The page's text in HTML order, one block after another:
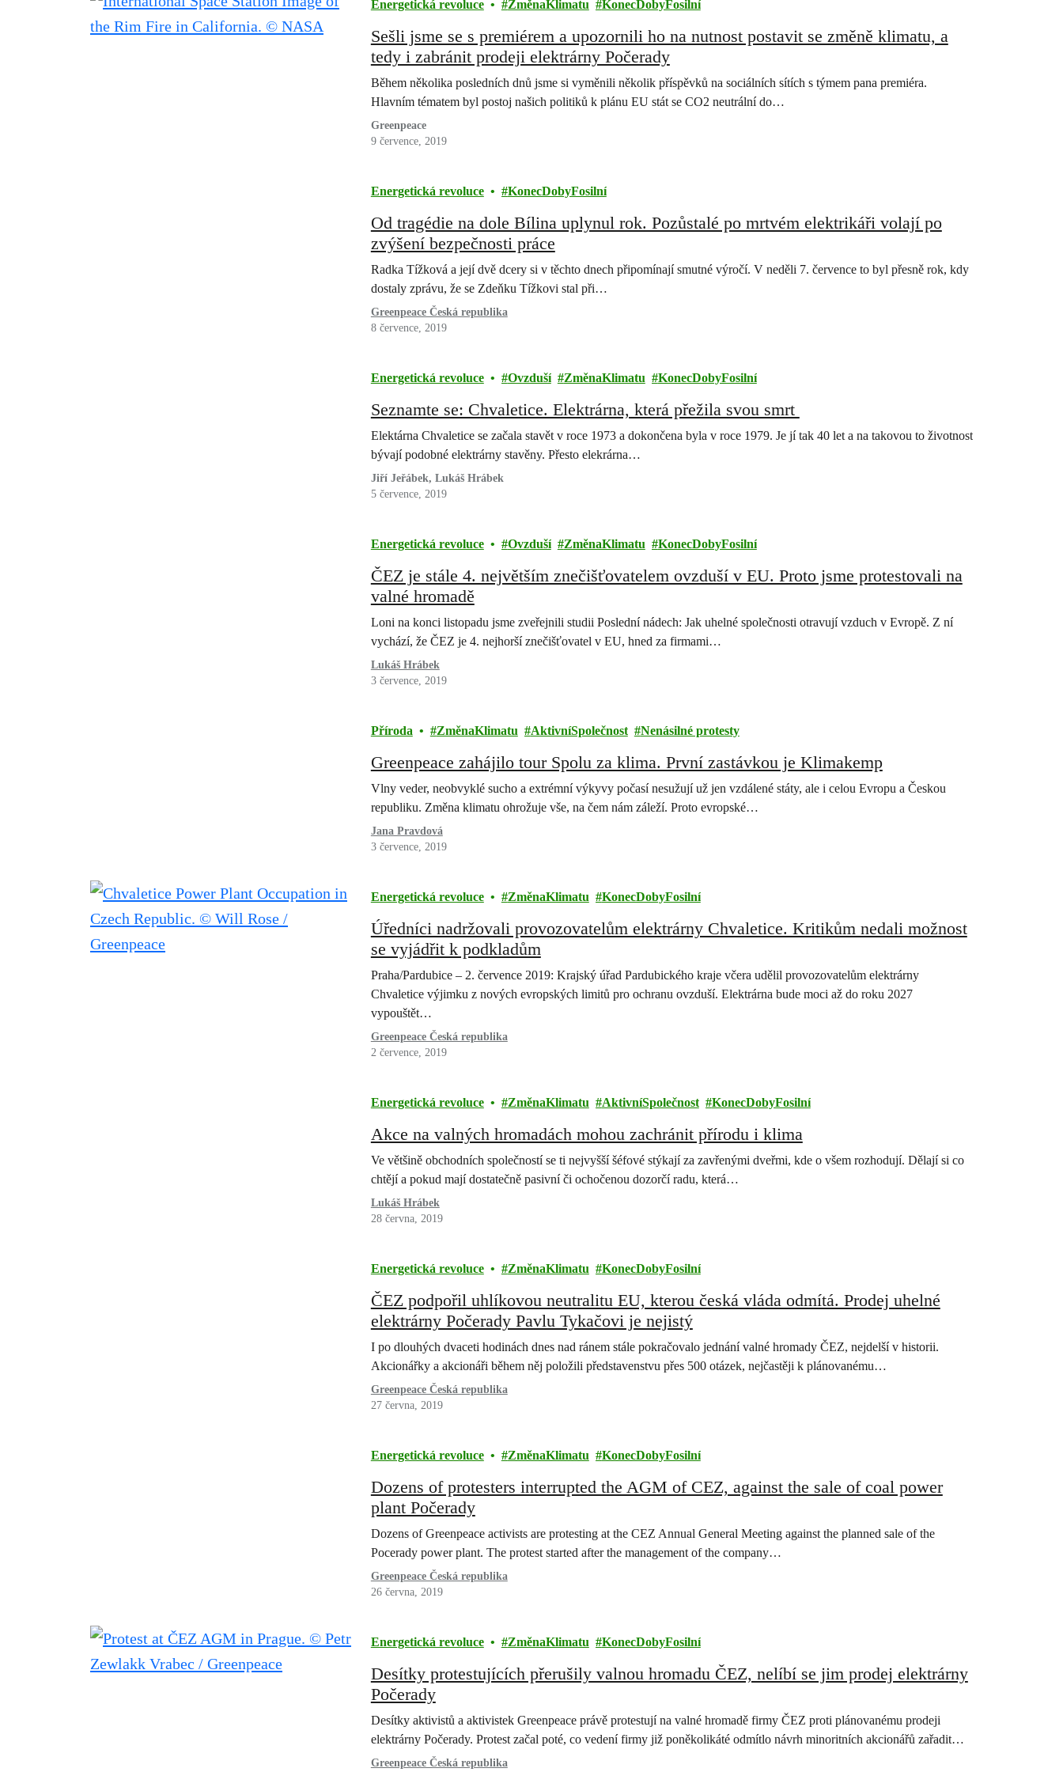
Filtered results Energetická revoluce ZměnaKlimatu KonecDobyFosilní
Sešli jsme se s premiérem a upozornili ho na nutnost postavit se změně klimatu, a
tedy i zabránit prodeji elektrárny Počerady
Během několika posledních dnů jsme si vyměnili několik příspěvků na sociálních sítích s týmem pana premiéra.
Hlavním tématem byl postoj našich politiků k plánu EU stát se CO2 neutrální do…
Greenpeace
9 července, 2019
Energetická revoluce KonecDobyFosilní
Od tragédie na dole Bílina uplynul rok. Pozůstalé po mrtvém elektrikáři volají po
zvýšení bezpečnosti práce
Radka Tížková a její dvě dcery si v těchto dnech připomínají smutné výročí. V neděli 7. července to byl přesně rok, kdy
dostaly zprávu, že se Zdeňku Tížkovi stal při…
Greenpeace Česká republika
8 července, 2019
Energetická revoluce Ovzduší ZměnaKlimatu KonecDobyFosilní
Seznamte se: Chvaletice. Elektrárna, která přežila svou smrt
Elektárna Chvaletice se začala stavět v roce 1973 a dokončena byla v roce 1979. Je jí tak 40 let a na takovou to životnost
bývají podobné elektrárny stavěny. Přesto elekrárna…
Jiří Jeřábek, Lukáš Hrábek
5 července, 2019
Energetická revoluce Ovzduší ZměnaKlimatu KonecDobyFosilní
ČEZ je stále 4. největším znečišťovatelem ovzduší v EU. Proto jsme protestovali na
valné hromadě
Loni na konci listopadu jsme zveřejnili studii Poslední nádech: Jak uhelné společnosti otravují vzduch v Evropě. Z ní
vychází, že ČEZ je 4. nejhorší znečišťovatel v EU, hned za firmami…
Lukáš Hrábek
3 července, 2019
Příroda ZměnaKlimatu AktivníSpolečnost Nenásilné protesty
Greenpeace zahájilo tour Spolu za klima. První zastávkou je Klimakemp
Vlny veder, neobvyklé sucho a extrémní výkyvy počasí nesužují už jen vzdálené státy, ale i celou Evropu a Českou
republiku. Změna klimatu ohrožuje vše, na čem nám záleží. Proto evropské…
Jana Pravdová
3 července, 2019
Energetická revoluce ZměnaKlimatu KonecDobyFosilní
Úředníci nadržovali provozovatelům elektrárny Chvaletice. Kritikům nedali možnost
se vyjádřit k podkladům
Praha/Pardubice – 2. července 2019: Krajský úřad Pardubického kraje včera udělil provozovatelům elektrárny
Chvaletice výjimku z nových evropských limitů pro ochranu ovzduší. Elektrárna bude moci až do roku 2027
vypouštět…
Greenpeace Česká republika
2 července, 2019
Energetická revoluce ZměnaKlimatu AktivníSpolečnost KonecDobyFosilní
Akce na valných hromadách mohou zachránit přírodu i klima
Ve většině obchodních společností se ti nejvyšší šéfové stýkají za zavřenými dveřmi, kde o všem rozhodují. Dělají si co
chtějí a pokud mají dostatečně pasivní či ochočenou dozorčí radu, která…
Lukáš Hrábek
28 června, 2019
Energetická revoluce ZměnaKlimatu KonecDobyFosilní
ČEZ podpořil uhlíkovou neutralitu EU, kterou česká vláda odmítá. Prodej uhelné
elektrárny Počerady Pavlu Tykačovi je nejistý
I po dlouhých dvaceti hodinách dnes nad ránem stále pokračovalo jednání valné hromady ČEZ, nejdelší v historii.
Akcionářky a akcionáři během něj položili představenstvu přes 500 otázek, nejčastěji k plánovanému…
Greenpeace Česká republika
27 června, 2019
Energetická revoluce ZměnaKlimatu KonecDobyFosilní
Dozens of protesters interrupted the AGM of CEZ, against the sale of coal power
plant Počerady
Dozens of Greenpeace activists are protesting at the CEZ Annual General Meeting against the planned sale of the
Pocerady power plant. The protest started after the management of the company…
Greenpeace Česká republika
26 června, 2019
Energetická revoluce ZměnaKlimatu KonecDobyFosilní
Desítky protestujících přerušily valnou hromadu ČEZ, nelíbí se jim prodej elektrárny
Počerady
Desítky aktivistů a aktivistek Greenpeace právě protestují na valné hromadě firmy ČEZ proti plánovanému prodeji
elektrárny Počerady. Protest začal poté, co vedení firmy již poněkolikáté odmítlo návrh minoritních akcionářů zařadit…
Greenpeace Česká republika